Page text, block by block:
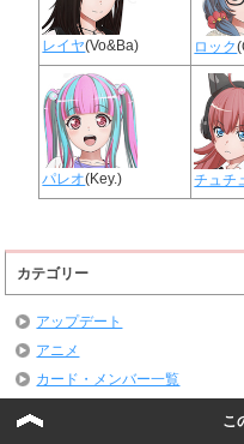
レイヤ(Vo&Ba) ロック
パレオ(Key.) チュチ
カテゴリー
アップデート
アニメ
カード・メンバー一覧
こ